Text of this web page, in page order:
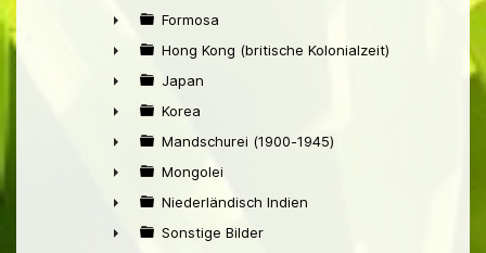
►
►
Formosa
►
Hong Kong (britische Kolonialzeit)
►
Japan
►
Korea
►
Mandschurei (1900-1945)
►
Mongolei
►
Niederländisch Indien
Sonstige Bilder